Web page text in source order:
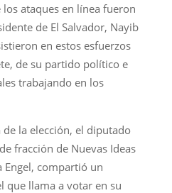
los ataques en línea fueron
de El Salvador, Nayib
en estos esfuerzos
de su partido político e
trabajando en los
la elección, el diputado
fracción de Nuevas Ideas
Engel, compartió un
que llama a votar en su